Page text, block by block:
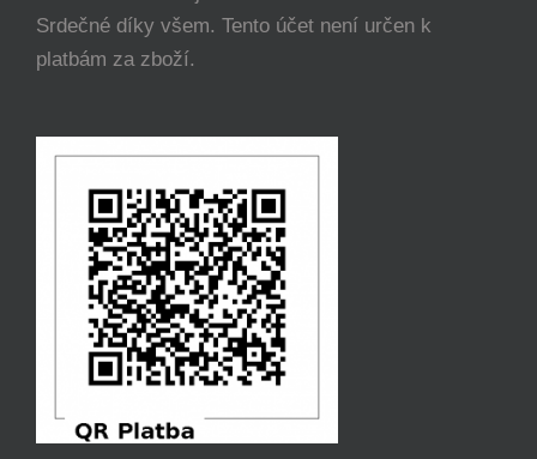
Srdečné díky všem. Tento účet není určen k
platbám za zboží.